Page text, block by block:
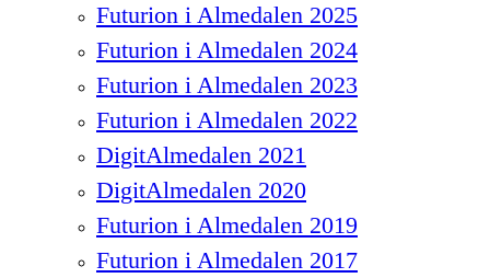
Futurion i Almedalen 2025
Futurion i Almedalen 2024
Futurion i Almedalen 2023
Futurion i Almedalen 2022
DigitAlmedalen 2021
DigitAlmedalen 2020
Futurion i Almedalen 2019
Futurion i Almedalen 2017